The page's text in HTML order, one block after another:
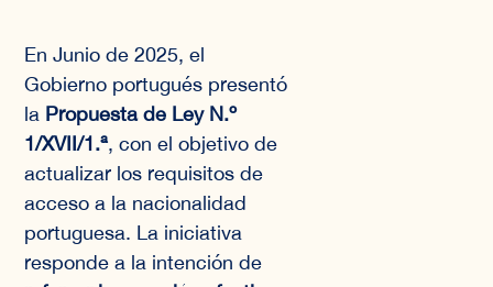
En Junio de 2025, el
Gobierno portugués presentó
la Propuesta de Ley N.º
1/XVII/1.ª, con el objetivo de
actualizar los requisitos de
acceso a la nacionalidad
portuguesa. La iniciativa
responde a la intención de